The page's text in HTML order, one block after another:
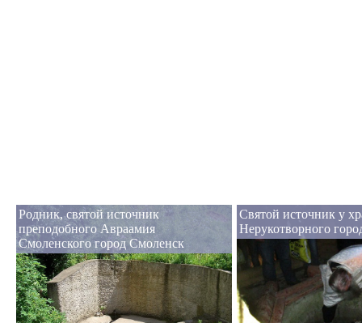
Родник, святой источник
преподобного Авраамия
Смоленского город Смоленск
Святой источник у
Нерукотворного